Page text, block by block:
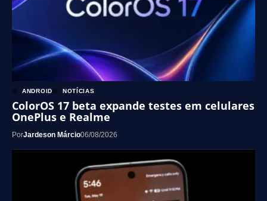
ANDROID NOTÍCIAS
ColorOS 17 beta expande testes em celulares
OnePlus e Realme
PorJardeson Márcio06/08/2026